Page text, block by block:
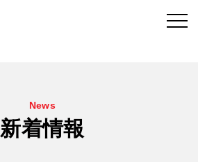
News
新着情報